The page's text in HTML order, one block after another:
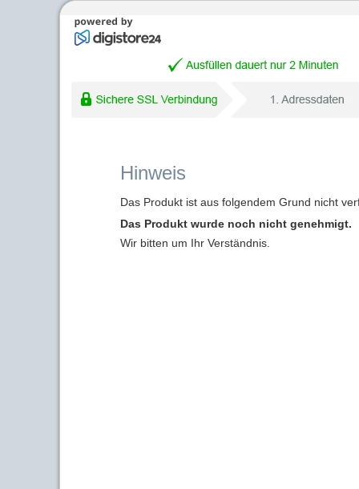
Hinweis
Das Produkt ist aus folgendem Grund nicht
Das Produkt wurde noch nicht genehmigt.
Wir bitten um Ihr Verständnis.